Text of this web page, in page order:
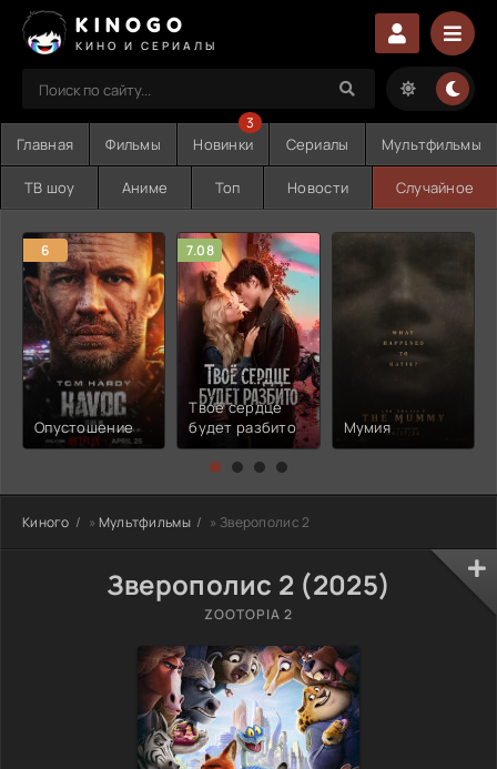
KINOGO
КИНО И СЕРИАЛЫ
Главная Фильмы Новинки
3
Сериалы Мультфильмы
ТВ шоу Аниме Топ Новости Случайное
6
Опустошение
7.08
Твоё сердце
будет разбито
Мумия
Киного » Мультфильмы » Зверополис 2
Зверополис 2 (2025)
ZOOTOPIA 2